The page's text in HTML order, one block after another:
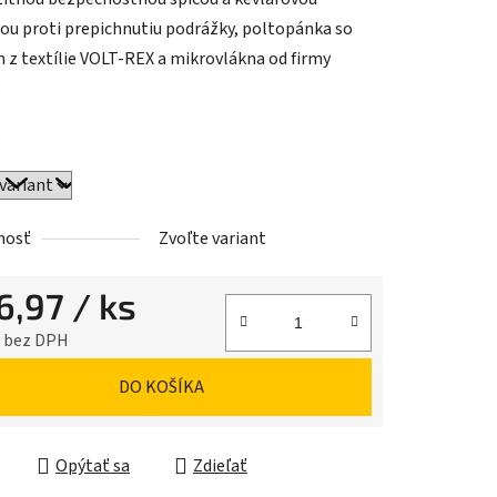
proti prepichnutiu podrážky, poltopánka so
z textílie VOLT-REX a mikrovlákna od firmy
Zvoľte variant
/ ks
DPH
DO KOŠÍKA
Opýtať sa Zdieľať